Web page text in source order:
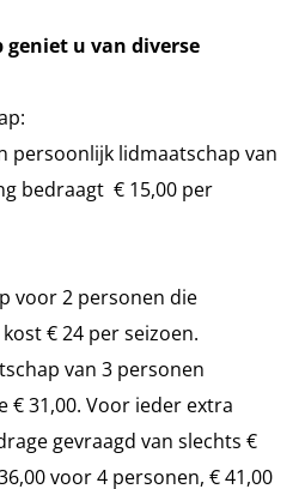
u van diverse
persoonlijk lidmaatschap van
bedraagt € 15,00 per
voor 2 personen die
€ 24 per seizoen.
van 3 personen
31,00. Voor ieder extra
gevraagd van slechts €
voor 4 personen, € 41,00